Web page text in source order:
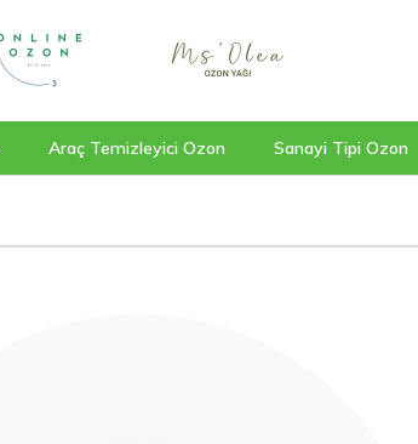
Araç Temizleyici Ozon Sanayi Tipi Ozon